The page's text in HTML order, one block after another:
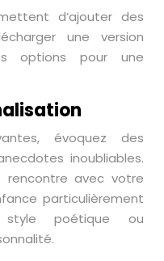
d’ajouter des
une version
options pour une
évoquez des
inoubliables.
rencontre avec votre
particulièrement
poétique ou